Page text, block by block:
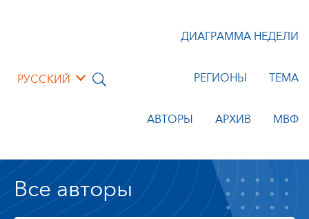
РУССКИЙ
ДИАГРАММА НЕДЕЛИ
РЕГИОНЫ ТЕМА
АВТОРЫ АРХИВ МВФ
Все авторы